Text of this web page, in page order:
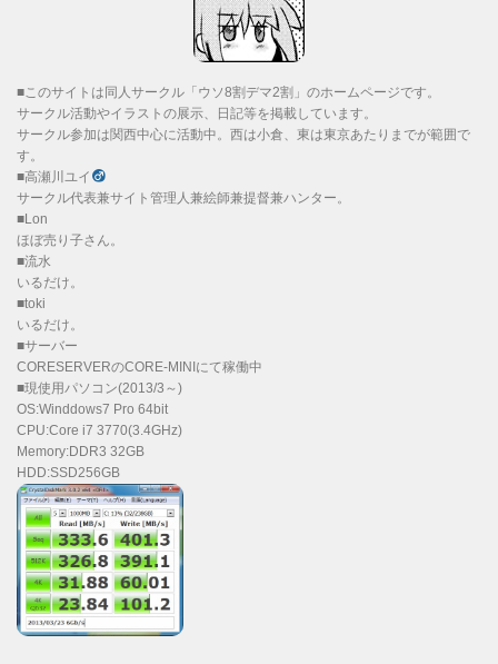
■このサイトは同人サークル「ウソ8割デマ2割」のホームページです。
サークル活動やイラストの展示、日記等を掲載しています。
サークル参加は関西中心に活動中。西は小倉、東は東京あたりまでが範囲で
す。
■高瀬川ユイ
サークル代表兼サイト管理人兼絵師兼提督兼ハンター。
■Lon
ほぼ売り子さん。
■流水
いるだけ。
■toki
いるだけ。
■サーバー
CORESERVERのCORE-MINIにて稼働中
■現使用パソコン(2013/3～)
OS:Winddows7 Pro 64bit
CPU:Core i7 3770(3.4GHz)
Memory:DDR3 32GB
HDD:SSD256GB